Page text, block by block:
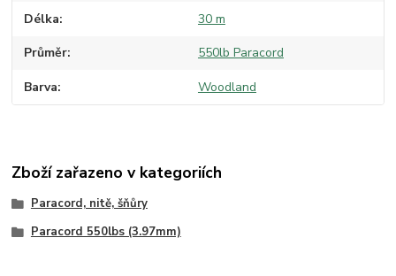
Délka 30 m
Průměr 550lb Paracord
Barva Woodland
Zboží zařazeno v kategoriích
Paracord, nitě, šňůry
Paracord 550lbs (3.97mm)